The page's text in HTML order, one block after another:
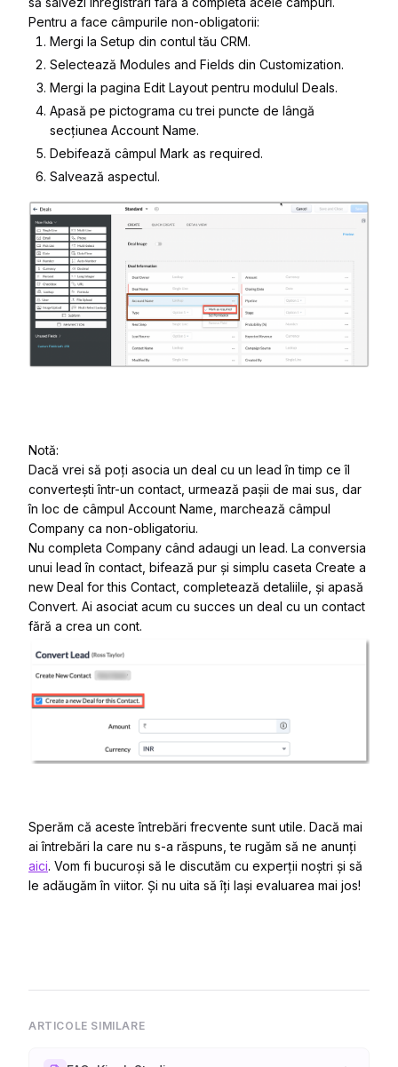
Pentru a face câmpurile non-obligatorii:
Mergi la Setup din contul tău CRM.
Selectează Modules and Fields din Customization.
Mergi la pagina Edit Layout pentru modulul Deals.
Apasă pe pictograma cu trei puncte de lângă
secțiunea Account Name.
Debifează câmpul Mark as required.
Salvează aspectul.
Notă:
Dacă vrei să poți asocia un deal cu un lead în timp ce îl
convertești într-un contact, urmează pașii de mai sus, dar
în loc de câmpul Account Name marchează câmpul
Company ca non-obligatoriu.
Nu completa Company când adaugi un lead. La conversia
unui lead în contact bifează pur și simplu caseta Create a
new Deal for this Contact completează detaliile și apasă
Convert. Ai asociat acum cu succes un deal cu un contact
fără a crea un cont.
Sperăm că aceste întrebări frecvente sunt utile. Dacă mai
ai întrebări la care nu s-a răspuns, te rugăm să ne anunți
aici. Vom fi bucuroși să le discutăm cu experții noștri și să
le adăugăm în viitor. Și nu uita să îți lași evaluarea mai jos!
ARTICOLE SIMILARE